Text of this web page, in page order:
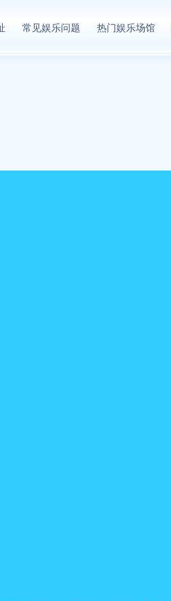
常见娱乐问题 热门娱乐场馆